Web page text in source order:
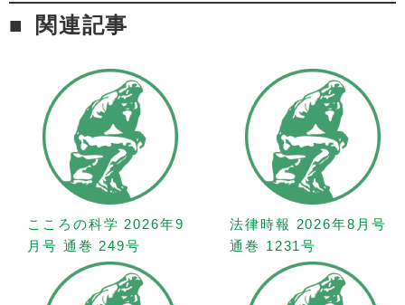
関連記事
こころの科学 2026年9
月号 通巻 249号
法律時報 2026年8月号
通巻 1231号